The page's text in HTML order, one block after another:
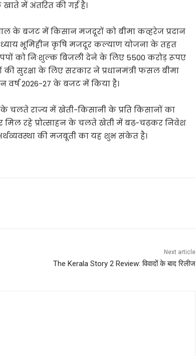
में अंतरित की गई है।
के बजट में किसान मजदूरों को बीमा कव्हरेज प्रदान
भूमिहीन कृषि मजदूर कल्याण योजना के तहत
को निःशुल्क बिजली देने के लिए 5500 करोड़ रूपए
सुरक्षा के लिए सरकार ने प्रधानमंत्री फसल बीमा
वर्ष 2026-27 के बजट में किया है।
चलते राज्य में खेती-किसानी के प्रति किसानों का
मिल रहे प्रोत्साहन के चलते खेती में बढ़-चढ़कर निवेश
की मजबूती का यह शुभ संकेत है।
Next article
The Kerala Story 2 Review: विवादों के बाद रिलीज